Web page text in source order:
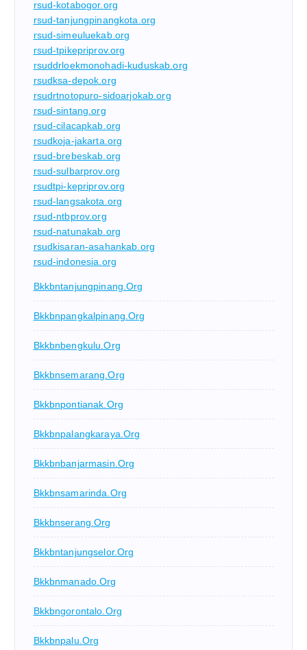
rsud-kotabogor.org
rsud-tanjungpinangkota.org
rsud-simeuluekab.org
rsud-tpikepriprov.org
rsuddrloekmonohadi-kuduskab.org
rsudksa-depok.org
rsudrtnotopuro-sidoarjokab.org
rsud-sintang.org
rsud-cilacapkab.org
rsudkoja-jakarta.org
rsud-brebeskab.org
rsud-sulbarprov.org
rsudtpi-kepriprov.org
rsud-langsakota.org
rsud-ntbprov.org
rsud-natunakab.org
rsudkisaran-asahankab.org
rsud-indonesia.org
Bkkbntanjungpinang.org
Bkkbnpangkalpinang.org
Bkkbnbengkulu.org
Bkkbnsemarang.org
Bkkbnpontianak.org
Bkkbnpalangkaraya.org
Bkkbnbanjarmasin.org
Bkkbnsamarinda.org
Bkkbnserang.org
Bkkbntanjungselor.org
Bkkbnmanado.org
Bkkbngorontalo.org
Bkkbnpalu.org